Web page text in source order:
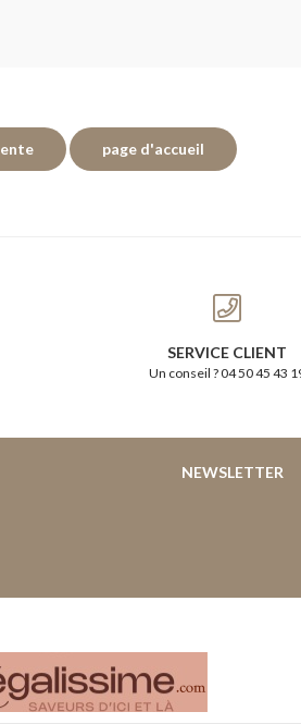
SERVICE CLIENT
Un conseil ? 04 50 45 43
NEWSLETTER